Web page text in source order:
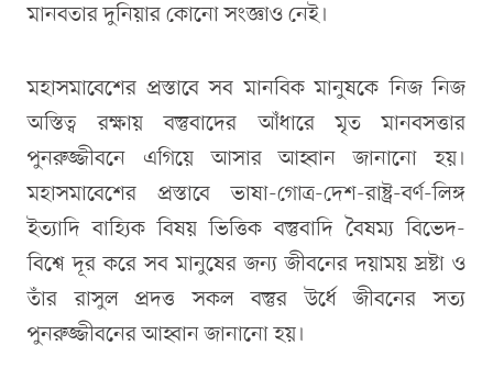
মানবতার দুনিয়ার কোনো সংজ্ঞাও নেই।
মহাসমাবেশের প্রস্তাবে সব মানবিক মানুষকে নিজ নিজ
অস্তিত্ব রক্ষায় বস্তুবাদের আঁধারে মৃত মানবসত্তার
পুনরুজ্জীবনে এগিয়ে আসার আহ্বান জানানো হয়।
মহাসমাবেশের প্রস্তাবে ভাষা-গোত্র-দেশ-রাষ্ট্র-বর্ণ-লিঙ্গ
ইত্যাদি বাহ্যিক বিষয় ভিত্তিক বস্তুবাদি বৈষম্য বিভেদ-
বিশ্বে দূর করে সব মানুষের জন্য জীবনের দয়াময় স্রষ্টা ও
তাঁর রাসুল প্রদত্ত সকল বস্তুর উর্ধে জীবনের সত্য
পুনরুজ্জীবনের আহ্বান জানানো হয়।